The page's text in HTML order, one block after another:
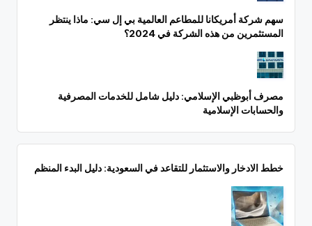
سهم شركة أمريكانا للمطاعم العالمية بي إل سي: ماذا ينتظر
المستثمرين من هذه الشركة في 2024؟
مصرف أبوظبي الإسلامي: دليل شامل للخدمات المصرفية
والحسابات الإسلامية
خطط الادخار والاستثمار للتقاعد في السعودية: دليل البدء المنظم